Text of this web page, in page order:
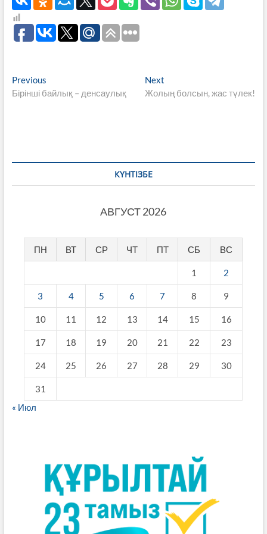
Навигация
по
PreviousPrevious
post:
Бірінші байлық – денсаулық
Next
post:
Жолың болсын, жас түлек!
КҮНТІЗБЕ
АВГУСТ 2026
ПН ВТ СР ЧТ ПТ СБ ВС
1 2
3 4 5 6 7 8 9
10 11 12 13 14 15 16
17 18 19 20 21 22 23
24 25 26 27 28 29 30
31
« Июл